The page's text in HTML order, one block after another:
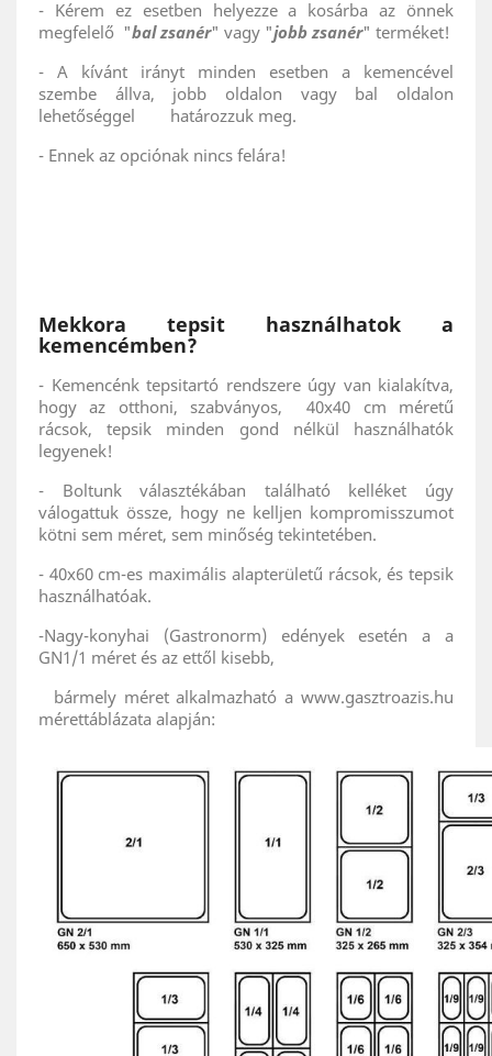
- Kérem ez esetben helyezze a kosárba az önnek
megfelelő "bal zsanér" vagy "jobb zsanér" terméket!
- A kívánt irányt minden esetben a kemencével
szembe állva, jobb oldalon vagy bal oldalon
lehetőséggel határozzuk meg.
- Ennek az opciónak nincs felára!
Mekkora tepsit használhatok a
kemencémben?
- Kemencénk tepsitartó rendszere úgy van kialakítva,
hogy az otthoni, szabványos, 40x40 cm méretű
rácsok, tepsik minden gond nélkül használhatók
legyenek!
- Boltunk választékában található kelléket úgy
válogattuk össze, hogy ne kelljen kompromisszumot
kötni sem méret, sem minőség tekintetében.
- 40x60 cm-es maximális alapterületű rácsok, és tepsik
használhatóak.
-Nagy-konyhai (Gastronorm) edények esetén a a
GN1/1 méret és az ettől kisebb,
bármely méret alkalmazható a www.gasztroazis.hu
mérettáblázata alapján: